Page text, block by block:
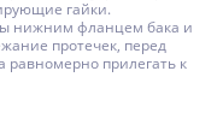
гайки.
нижним фланцем бака и
протечек, перед
равномерно прилегать к